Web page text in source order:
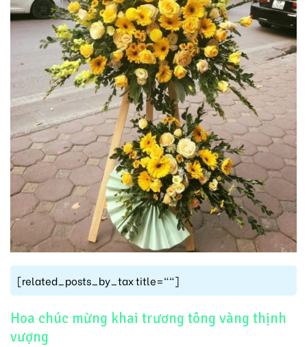
[related_posts_by_tax title=""]
Hoa chúc mừng khai trương tông vàng thịnh
vượng